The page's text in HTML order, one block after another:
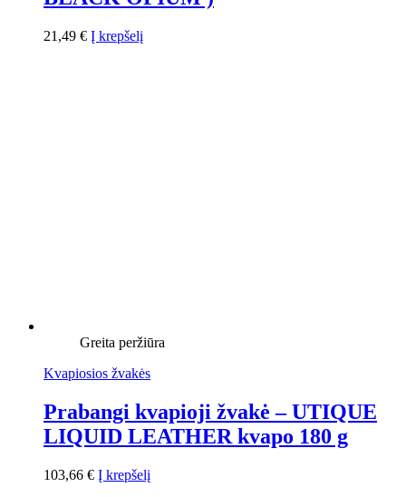
21,49 € Į krepšelį
Greita peržiūra
Kvapiosios žvakės
Prabangi kvapioji žvakė – UTIQUE
LIQUID LEATHER kvapo 180 g
103,66 € Į krepšelį